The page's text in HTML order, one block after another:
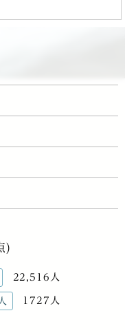
)
22,516人
1727人